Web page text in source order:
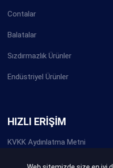
Contalar
Balatalar
Sızdırmazlık Ürünler
Endüstriyel Ürünler
HIZLI ERİŞİM
KVKK Aydınlatma Metni
Gizlilik Politikası